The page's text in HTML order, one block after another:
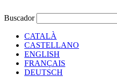
Buscador
CATALÀ
CASTELLANO
ENGLISH
FRANÇAIS
DEUTSCH